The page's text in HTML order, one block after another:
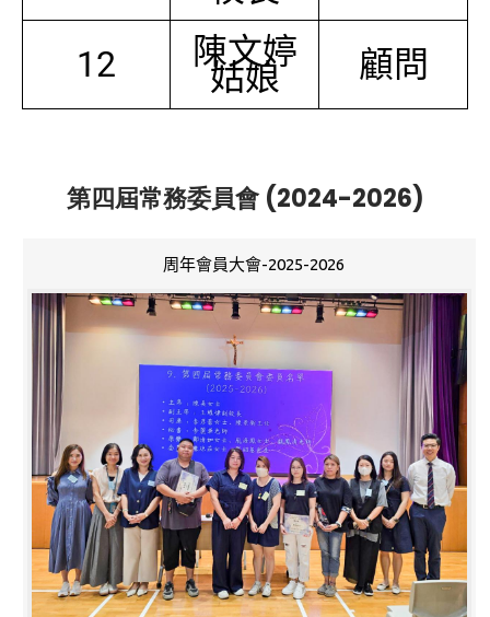
12 陳文婷
姑娘 顧問
第四屆常務委員會 (2024-2026)
周年會員大會-2025-2026